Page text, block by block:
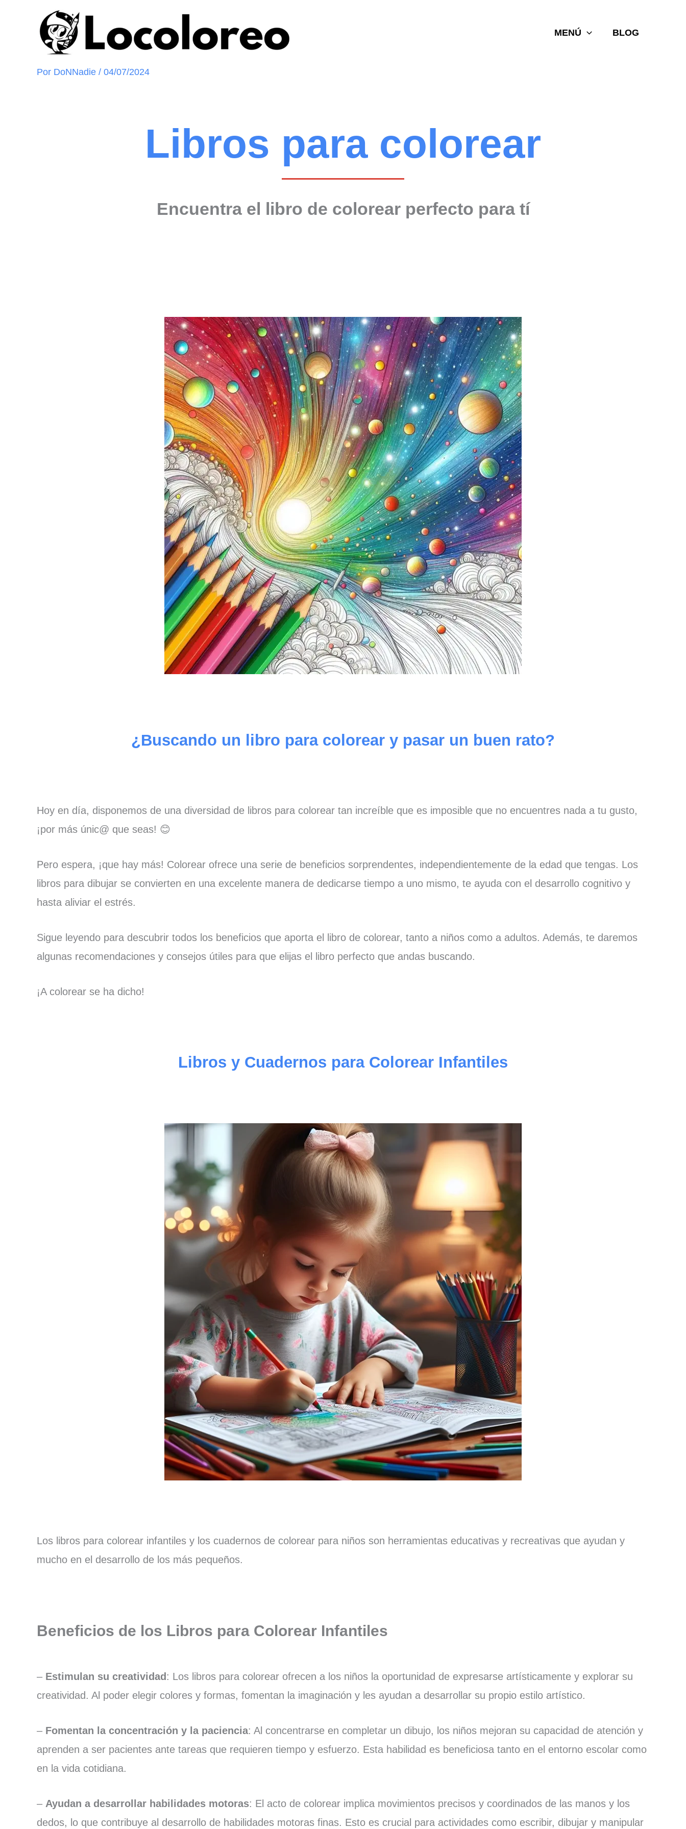
MENÚ BLOG
Por DoNNadie / 04/07/2024
Libros para colorear
Encuentra el libro de colorear perfecto para tí
¿Buscando un libro para colorear y pasar un buen rato?
Hoy en día, disponemos de una diversidad de libros para colorear tan increíble que es imposible que no encuentres nada a tu gusto,
¡por más únic@ que seas! 😊
Pero espera, ¡que hay más! Colorear ofrece una serie de beneficios sorprendentes, independientemente de la edad que tengas. Los
libros para dibujar se convierten en una excelente manera de dedicarse tiempo a uno mismo, te ayuda con el desarrollo cognitivo y
hasta aliviar el estrés.
Sigue leyendo para descubrir todos los beneficios que aporta el libro de colorear, tanto a niños como a adultos. Además, te daremos
algunas recomendaciones y consejos útiles para que elijas el libro perfecto que andas buscando.
¡A colorear se ha dicho!
Libros y Cuadernos para Colorear Infantiles
Los libros para colorear infantiles y los cuadernos de colorear para niños son herramientas educativas y recreativas que ayudan y
mucho en el desarrollo de los más pequeños.
Beneficios de los Libros para Colorear Infantiles
– Estimulan su creatividad : Los libros para colorear ofrecen a los niños la oportunidad de expresarse artísticamente y explorar su
creatividad. Al poder elegir colores y formas, fomentan la imaginación y les ayudan a desarrollar su propio estilo artístico.
– Fomentan la concentración y la paciencia: Al concentrarse en completar un dibujo, los niños mejoran su capacidad de atención y
aprenden a ser pacientes ante tareas que requieren tiempo y esfuerzo. Esta habilidad es beneficiosa tanto en el entorno escolar como
en la vida cotidiana.
– Ayudan a desarrollar habilidades motoras: El acto de colorear implica movimientos precisos y coordinados de las manos y los
dedos, lo que contribuye al desarrollo de habilidades motoras finas. Esto es crucial para actividades como escribir, dibujar y manipular